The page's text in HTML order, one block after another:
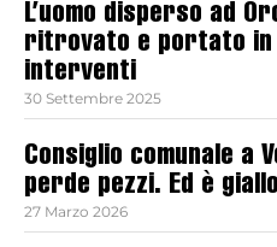
L’uomo disperso ad
ritrovato e portato in
interventi
30 Settembre 2025
Consiglio comunale a
perde pezzi. Ed è
27 Marzo 2026